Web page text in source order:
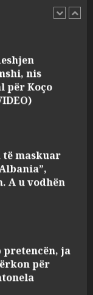
nis
për Koço
të maskuar
A u vodhën
ja
për